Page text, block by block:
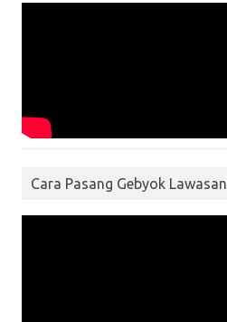
Cara Pasang Gebyok Lawasan